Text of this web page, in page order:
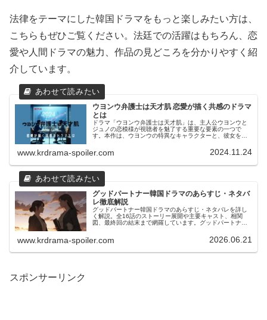
法律をテーマにした韓国ドラマをもっと楽しみたい方は、
こちらもぜひご覧ください。法廷での活躍はもちろん、恋
愛や人間ドラマの魅力、作品の見どころを分かりやすく紹
介しています。
ウヨンウ弁護士は天才肌 恋愛が描く共感のドラマ
とは
ドラマ「ウヨンウ弁護士は天才肌」は、主人公ウヨンウと
ジュノの恋模様が視聴者を魅了する重要な要素の一つで
す。本作は、ウヨンウの特異なキャラクターと、彼女を支
www.krdrama-spoiler.com 2024.11.24
グッドパートナー韓国ドラマのあらすじ・ネタバ
レ徹底解説
グッドパートナー韓国ドラマのあらすじ・ネタバレを詳し
く解説。全16話のストーリー展開や主要キャスト、相関
図、最終回の結末まで網羅しています。グッドパートナー
ウンギョンの離婚の行方やユリの成長、高評価の理由をわ
かりやすくまとめました。
www.krdrama-spoiler.com 2026.06.21
スポンサーリンク